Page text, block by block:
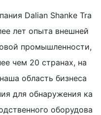
Dalian Shanke Tra
лет опыта внешней
промышленности,
чем 20 странах, на
область бизнеса
для обнаружения ка
оборудова